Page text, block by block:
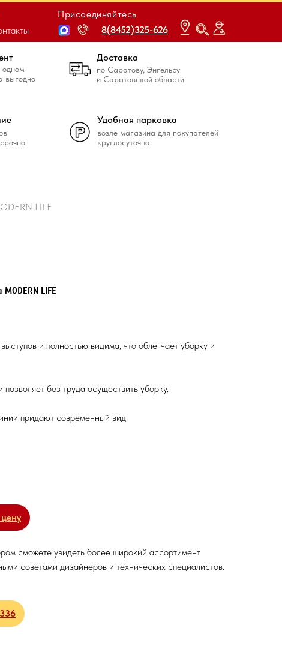
8(8452)325-626
8(8452)325-626
Присоединяйтесь
возле магазина для покупателей
круглосуточно
Удобная парковка
одном
выгодно
по Саратову, Энгельсу
и Саратовской области
Доставка
LIFE
LIFE
и полностью видима, что облегчает уборку и
без труда осуществить уборку.
придают современный вид.
сможете увидеть более широкий ассортимент
советами дизайнеров и технических специалистов.